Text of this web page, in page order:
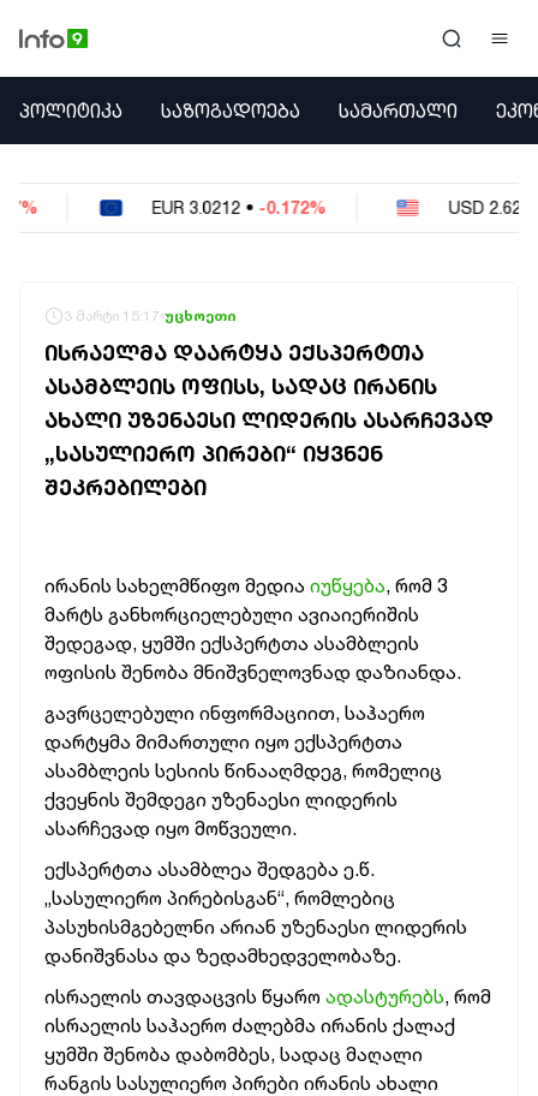
ᲞᲝᲚᲘᲢᲘᲙᲐ
ᲔᲙᲝᲜᲝᲛᲘᲙᲐ
ᲣᲪᲮᲝᲔᲗᲘ
ᲐᲛᲘᲜᲓᲘ
ᲡᲐᲛᲮᲔᲓᲠᲝ
ᲠᲔᲒᲘᲝᲜᲘ
ᲘᲜᲢᲔᲠᲕᲘᲣ
ᲞᲝᲚᲘᲢᲘᲙᲐ ᲡᲐᲖᲝᲒᲐᲓᲝᲔᲑᲐ ᲡᲐᲛᲐᲠᲗᲐᲚᲘ
• -0.172% USD 2.621 -0.05%
3 მარტი 15:17 უცხოეთი
ᲘᲡᲠᲐᲔᲚᲛᲐ ᲓᲐᲐᲠᲢᲧᲐ ᲔᲥᲡᲞᲔᲠᲢᲗᲐ
ᲐᲡᲐᲛᲑᲚᲔᲘᲡ ᲝᲤᲘᲡᲡ, ᲡᲐᲓᲐᲪ ᲘᲠᲐᲜᲘᲡ
ᲐᲮᲐᲚᲘ ᲣᲖᲔᲜᲐᲔᲡᲘ ᲚᲘᲓᲔᲠᲘᲡ ᲐᲡᲐᲠᲩᲔᲕᲐᲓ
„ᲡᲐᲡᲣᲚᲘᲔᲠᲝ ᲞᲘᲠᲔᲑᲘ“ ᲘᲧᲕᲜᲔᲜ
ᲨᲔᲙᲠᲔᲑᲘᲚᲔᲑᲘ
ირანის სახელმწიფო მედია იუწყება, რომ 3
მარტს განხორციელებული ავიაიერიშის
შედეგად, ყუმში ექსპერტთა ასამბლეის
ოფისის შენობა მნიშვნელოვნად დაზიანდა.
გავრცელებული ინფორმაციით, საჰაერო
დარტყმა მიმართული იყო ექსპერტთა
ასამბლეის სესიის წინააღმდეგ, რომელიც
ქვეყნის შემდეგი უზენაესი ლიდერის
ასარჩევად იყო მოწვეული.
ექსპერტთა ასამბლეა შედგება ე.წ.
„სასულიერო პირებისგან“, რომლებიც
პასუხისმგებელნი არიან უზენაესი ლიდერის
დანიშვნასა და ზედამხედველობაზე.
ისრაელის თავდაცვის წყარო ადასტურებს, რომ
ისრაელის საჰაერო ძალებმა ირანის ქალაქ
ყუმში შენობა დაბომბეს, სადაც მაღალი
რანგის სასულიერო პირები ირანის ახალი